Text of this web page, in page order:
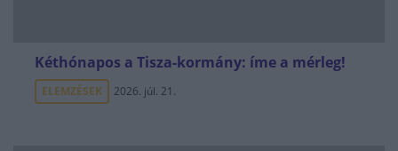
Kéthónapos a Tisza-kormány: íme a mérleg!
ELEMZÉSEK 2026. júl. 21.